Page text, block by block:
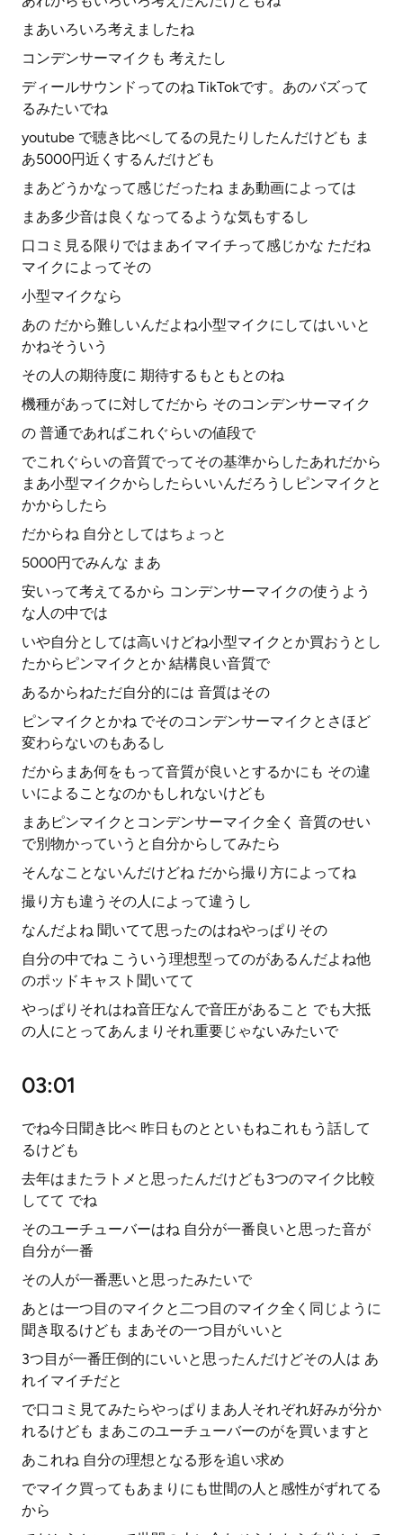
まあいろいろ考えましたね
コンデンサーマイクも 考えたし
ディールサウンドってのね TikTokです。あのバズって
るみたいでね
youtube で聴き比べしてるの見たりしたんだけども ま
あ5000円近くするんだけども
まあどうかなって感じだったね まあ動画によっては
まあ多少音は良くなってるような気もするし
口コミ見る限りではまあイマイチって感じかな ただね
マイクによってその
小型マイクなら
あの だから難しいんだよね小型マイクにしてはいいと
かねそういう
その人の期待度に 期待するもともとのね
機種があってに対してだから そのコンデンサーマイク
の 普通であればこれぐらいの値段で
でこれぐらいの音質でってその基準からしたあれだから
まあ小型マイクからしたらいいんだろうしピンマイクと
かからしたら
だからね 自分としてはちょっと
5000円でみんな まあ
安いって考えてるから コンデンサーマイクの使うよう
な人の中では
いや自分としては高いけどね小型マイクとか買おうとし
たからピンマイクとか 結構良い音質で
あるからねただ自分的には 音質はその
ピンマイクとかね でそのコンデンサーマイクとさほど
変わらないのもあるし
だからまあ何をもって音質が良いとするかにも その違
いによることなのかもしれないけども
まあピンマイクとコンデンサーマイク全く 音質のせい
で別物かっていうと自分からしてみたら
そんなことないんだけどね だから撮り方によってね
撮り方も違うその人によって違うし
なんだよね 聞いてて思ったのはねやっぱりその
自分の中でね こういう理想型ってのがあるんだよね他
のポッドキャスト聞いてて
やっぱりそれはね音圧なんで音圧があること でも大抵
の人にとってあんまりそれ重要じゃないみたいで
03:01
でね今日聞き比べ 昨日ものとといもねこれもう話して
るけども
去年はまたラトメと思ったんだけども3つのマイク比較
してて でね
そのユーチューバーはね 自分が一番良いと思った音が
自分が一番
その人が一番悪いと思ったみたいで
あとは一つ目のマイクと二つ目のマイク全く同じように
聞き取るけども まあその一つ目がいいと
3つ目が一番圧倒的にいいと思ったんだけどその人は あ
れイマイチだと
で口コミ見てみたらやっぱりまあ人それぞれ好みが分か
れるけども まあこのユーチューバーのがを買いますと
あこれね 自分の理想となる形を追い求め
でマイク買ってもあまりにも世間の人と感性がずれてる
から